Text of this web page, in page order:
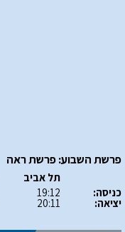
פרשת השבוע: פרשת ראה
כניסה:
יציאה:
תל אביב
19:12
20:11